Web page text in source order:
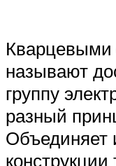
Кварцевыми
называют
группу
разный
Объединяет